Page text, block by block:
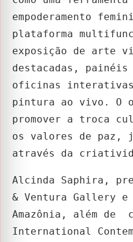
empoderamento
plataforma
exposição de arte
destacadas, painéis
oficinas interativas
pintura ao vivo. O
promover a troca
os valores de paz,
através da
Alcinda Saphira,
& Ventura Gallery
Amazônia, além de
International